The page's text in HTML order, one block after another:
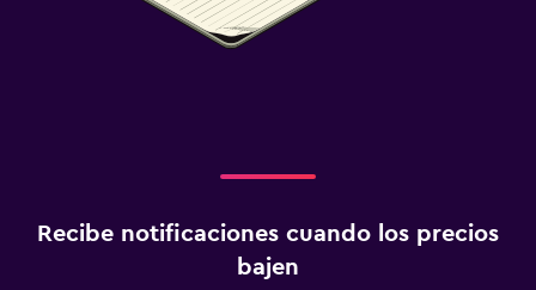
Estacionamiento gratuito
Recibe notificaciones cuando los precios
bajen